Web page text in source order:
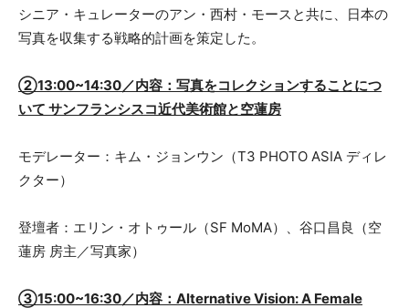
シニア・キュレーターのアン・西村・モースと共に、日本の
写真を収集する戦略的計画を策定した。
②13:00~14:30／内容：写真をコレクションすることにつ
いて サンフランシスコ近代美術館と空蓮房
モデレーター：キム・ジョンウン（T3 PHOTO ASIA ディレ
クター）
登壇者：エリン・オトゥール（SF MoMA）、谷口昌良（空
蓮房 房主／写真家）
③15:00~16:30／内容：Alternative Vision: A Female